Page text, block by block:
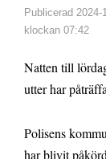
Publicerad 2024-
klockan 07:42
Natten till
utter har
Polisens
har blivit